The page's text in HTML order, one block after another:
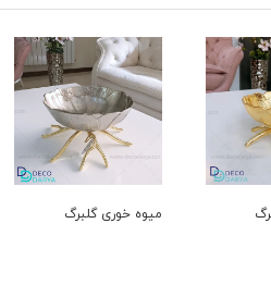
میوه خوری گلبرگ